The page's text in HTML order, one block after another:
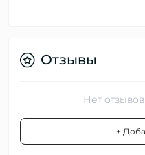
Отзывы
Нет
+